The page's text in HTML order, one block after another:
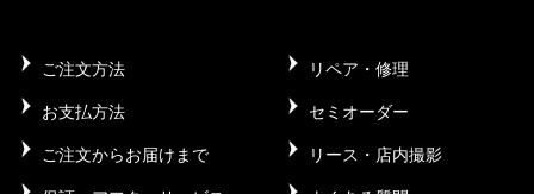
ご注文方法
リペア・修理
お支払方法
セミオーダー
ご注文からお届けまで
リース・店内撮影